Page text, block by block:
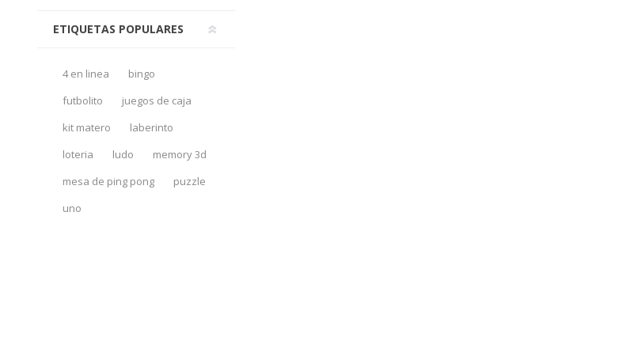
ETIQUETAS POPULARES
4 en linea
bingo
futbolito
juegos de caja
kit matero
laberinto
loteria
ludo
memory 3d
mesa de ping pong
puzzle
uno